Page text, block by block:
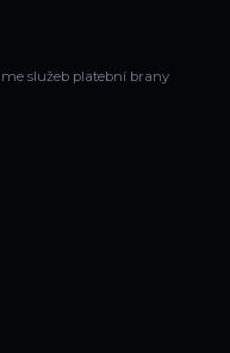
služeb platební brany